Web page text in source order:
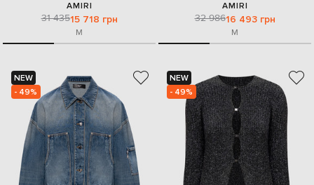
AMIRI
31 43515 718 грн
M
AMIRI
32 98616 493 грн
M
NEW
- 49%
NEW
- 49%